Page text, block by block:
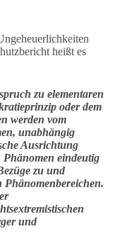
heißt es
zu elementaren
oder dem
werden vom
unabhängig
Ausrichtung
Phänomen eindeutig
zu und
Phänomenbereichen.
und